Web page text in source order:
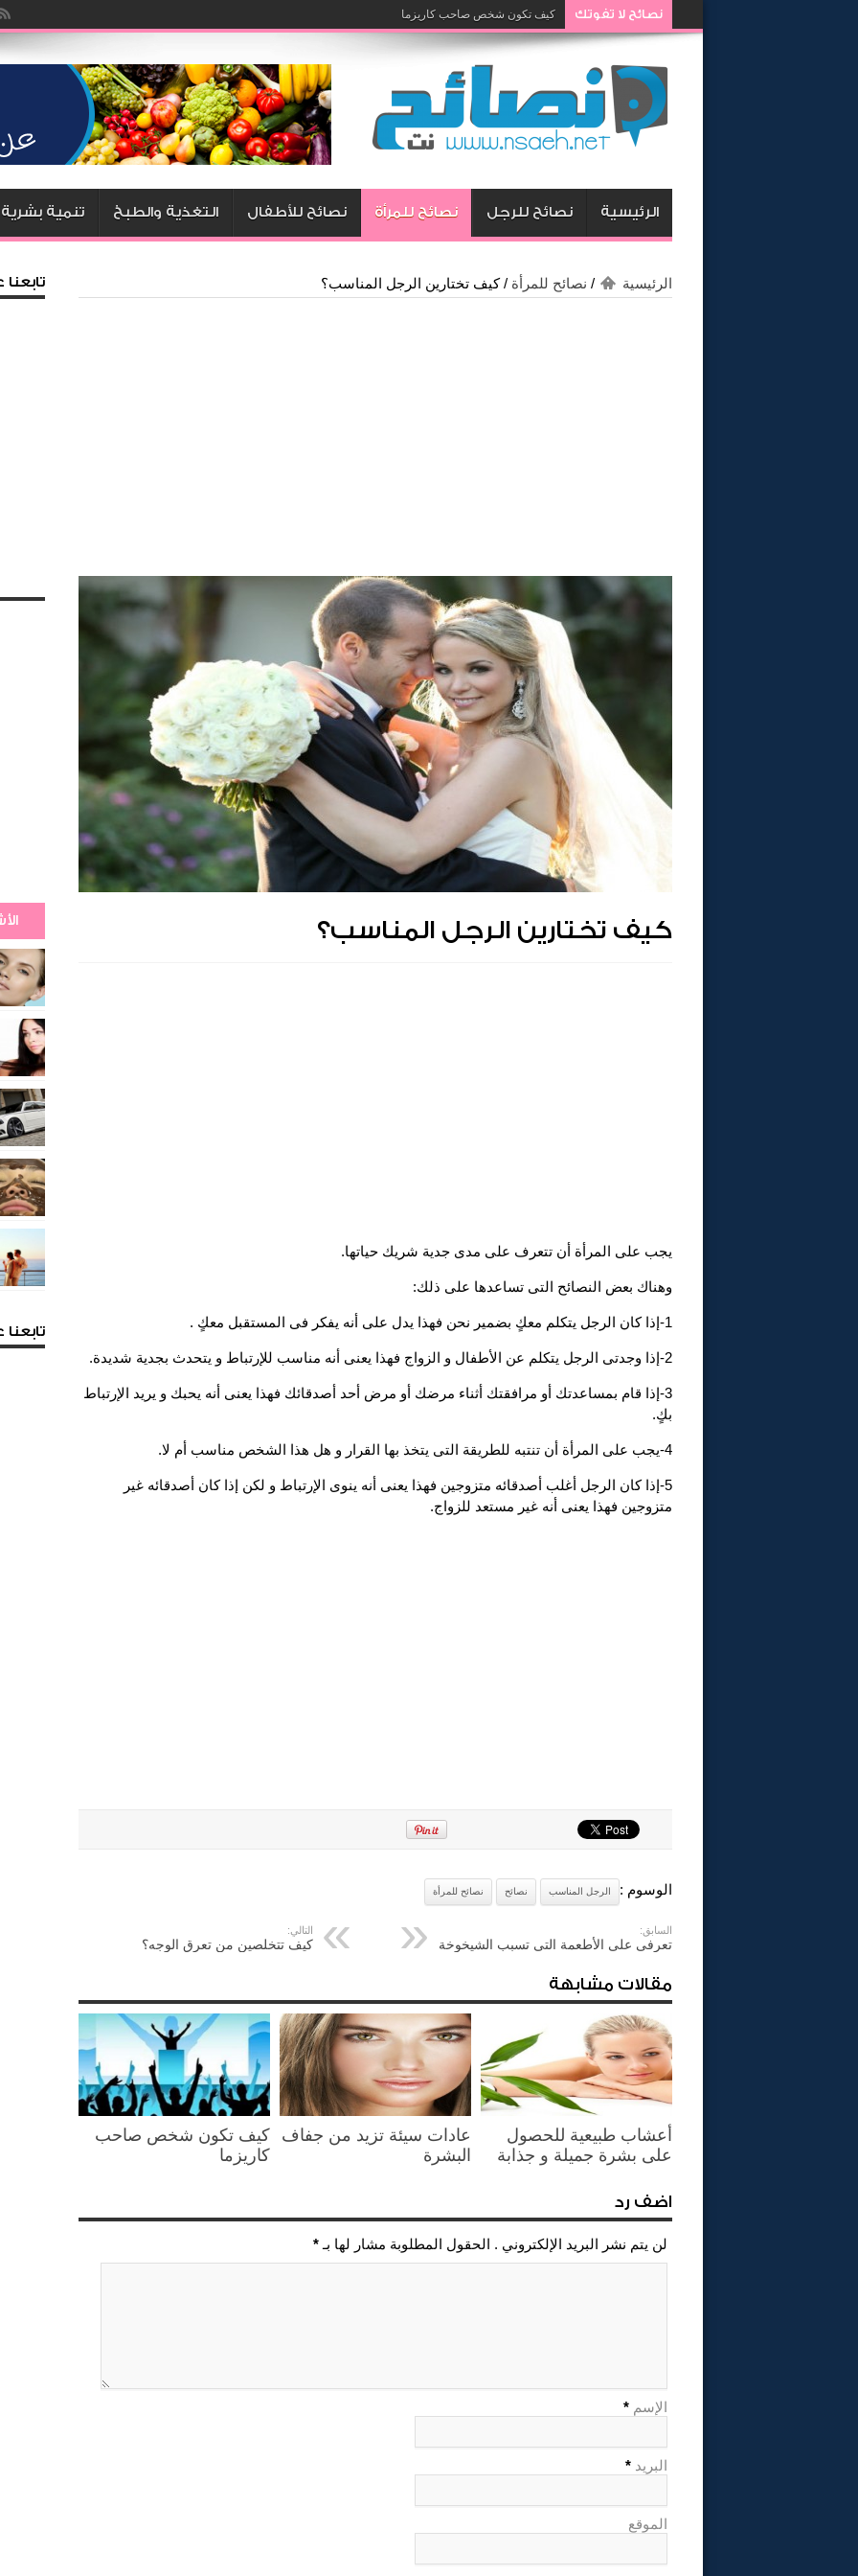
نصائح لا تفوتك كيف تكون شخص صاحب كاريزما
كيف تغيرين رأي زوجك وتجعليه يوافق على طلباتك .. طرق مجربة وناجحة
الرئيسية نصائح للرجل نصائح للمرأة نصائح للأطفال التغذية والطبخ تنمية بشرية
الرئيسية / نصائح للمرأة /كيف تختارين الرجل المناسب؟
كيف تختارين الرجل المناسب؟
يجب على المرأة أن تتعرف على مدى جدية شريك حياتها.
وهناك بعض النصائح التى تساعدها على ذلك:
1-إذا كان الرجل يتكلم معكٍ بضمير نحن فهذا يدل على أنه يفكر فى المستقبل معكٍ .
2-إذا وجدتى الرجل يتكلم عن الأطفال و الزواج فهذا يعنى أنه مناسب للإرتباط و يتحدث بجدية شديدة.
3-إذا قام بمساعدتك أو مرافقتك أثناء مرضك أو مرض أحد أصدقائك فهذا يعنى أنه يحبك و يريد الإرتباط
بكٍ.
4-يجب على المرأة أن تنتبه للطريقة التى يتخذ بها القرار و هل هذا الشخص مناسب أم لا.
5-إذا كان الرجل أغلب أصدقائه متزوجين فهذا يعنى أنه ينوى الإرتباط و لكن إذا كان أصدقائه غير
متزوجين فهذا يعنى أنه غير مستعد للزواج.
الوسوم : الرجل المناسب نصائح نصائح للمرأة
السابق:
تعرفى على الأطعمة التى تسبب الشيخوخة
التالي:
كيف تتخلصين من تعرق الوجه؟
مقالات مشابهة
أعشاب طبيعية للحصول
على بشرة جميلة و جذابة
عادات سيئة تزيد من جفاف
البشرة
كيف تكون شخص صاحب
كاريزما
اضف رد
لن يتم نشر البريد الإلكتروني . الحقول المطلوبة مشار لها بـ*
الإسم *
البريد *
الموقع